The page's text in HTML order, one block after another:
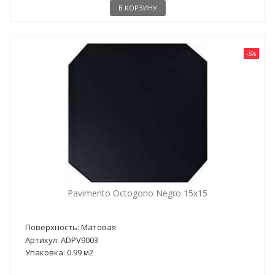
В КОРЗИНУ
-5%
Pavimento Octogono Negro 15x15
Поверхность: Матовая
Артикул: ADPV9003
Упаковка: 0.99 м2